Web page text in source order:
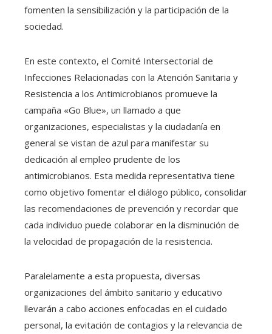
fomenten la sensibilización y la participación de la
sociedad.
En este contexto, el Comité Intersectorial de
Infecciones Relacionadas con la Atención Sanitaria y
Resistencia a los Antimicrobianos promueve la
campaña «Go Blue», un llamado a que
organizaciones, especialistas y la ciudadanía en
general se vistan de azul para manifestar su
dedicación al empleo prudente de los
antimicrobianos. Esta medida representativa tiene
como objetivo fomentar el diálogo público, consolidar
las recomendaciones de prevención y recordar que
cada individuo puede colaborar en la disminución de
la velocidad de propagación de la resistencia.
Paralelamente a esta propuesta, diversas
organizaciones del ámbito sanitario y educativo
llevarán a cabo acciones enfocadas en el cuidado
personal, la evitación de contagios y la relevancia de